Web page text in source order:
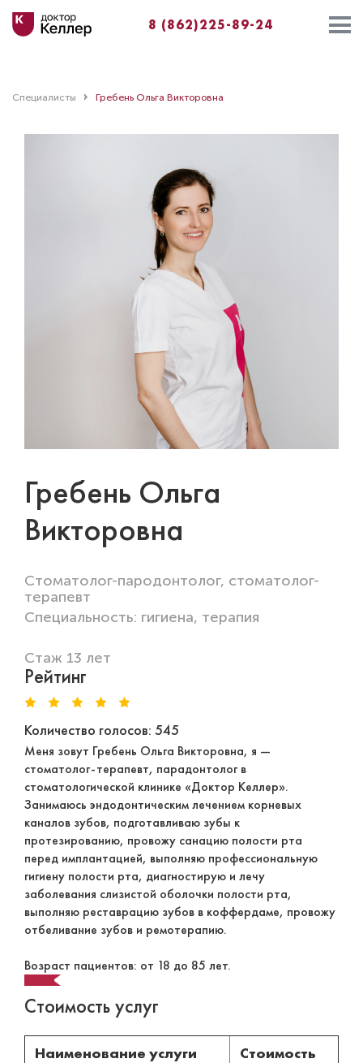
8 (862)225-89-24
Специалисты Гребень Ольга Викторовна
Гребень Ольга
Викторовна
Стоматолог-пародонтолог, стоматолог-
терапевт
Специальность: гигиена, терапия
Стаж 13 лет
Рейтинг
Количество голосов: 545
Меня зовут Гребень Ольга Викторовна, я —
стоматолог-терапевт, парадонтолог в
стоматологической клинике «Доктор Келлер».
Занимаюсь эндодонтическим лечением корневых
каналов зубов, подготавливаю зубы к
протезированию, провожу санацию полости рта
перед имплантацией, выполняю профессиональную
гигиену полости рта, диагностирую и лечу
заболевания слизистой оболочки полости рта,
выполняю реставрацию зубов в коффердаме, провожу
отбеливание зубов и ремотерапию.
Возраст пациентов: от 18 до 85 лет.
Стоимость услуг
Наименование услуги Стоимость